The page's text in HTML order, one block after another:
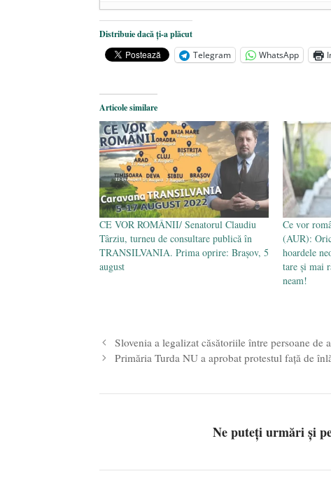
Dezvăluiri cutremurătoare despre
Statul care servește Națiunea - 21
Legea Vexler produce efecte. Bustul
Distribuie dacă ți-a plăcut
Telegram
WhatsApp
Articole similare
CE VOR ROMÂNII/ Senatorul Claudiu
Târziu, turneu de consultare publică în
TRANSILVANIA. Prima oprire: Brașov, 5
august
Ce vor
(AUR):
hoardele
tare și mai
neam!
Slovenia a legalizat căsătoriile între persoane
Primăria Turda NU a aprobat protestul față de
Ne puteți urmări și